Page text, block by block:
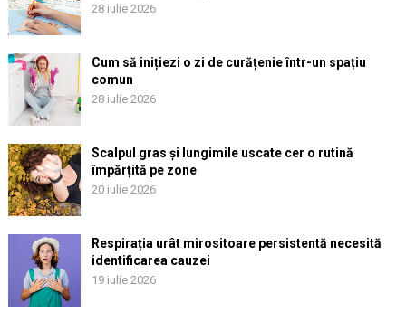
28 iulie 2026
Cum să inițiezi o zi de curățenie într-un spațiu
comun
28 iulie 2026
Scalpul gras și lungimile uscate cer o rutină
împărțită pe zone
20 iulie 2026
Respirația urât mirositoare persistentă necesită
identificarea cauzei
19 iulie 2026